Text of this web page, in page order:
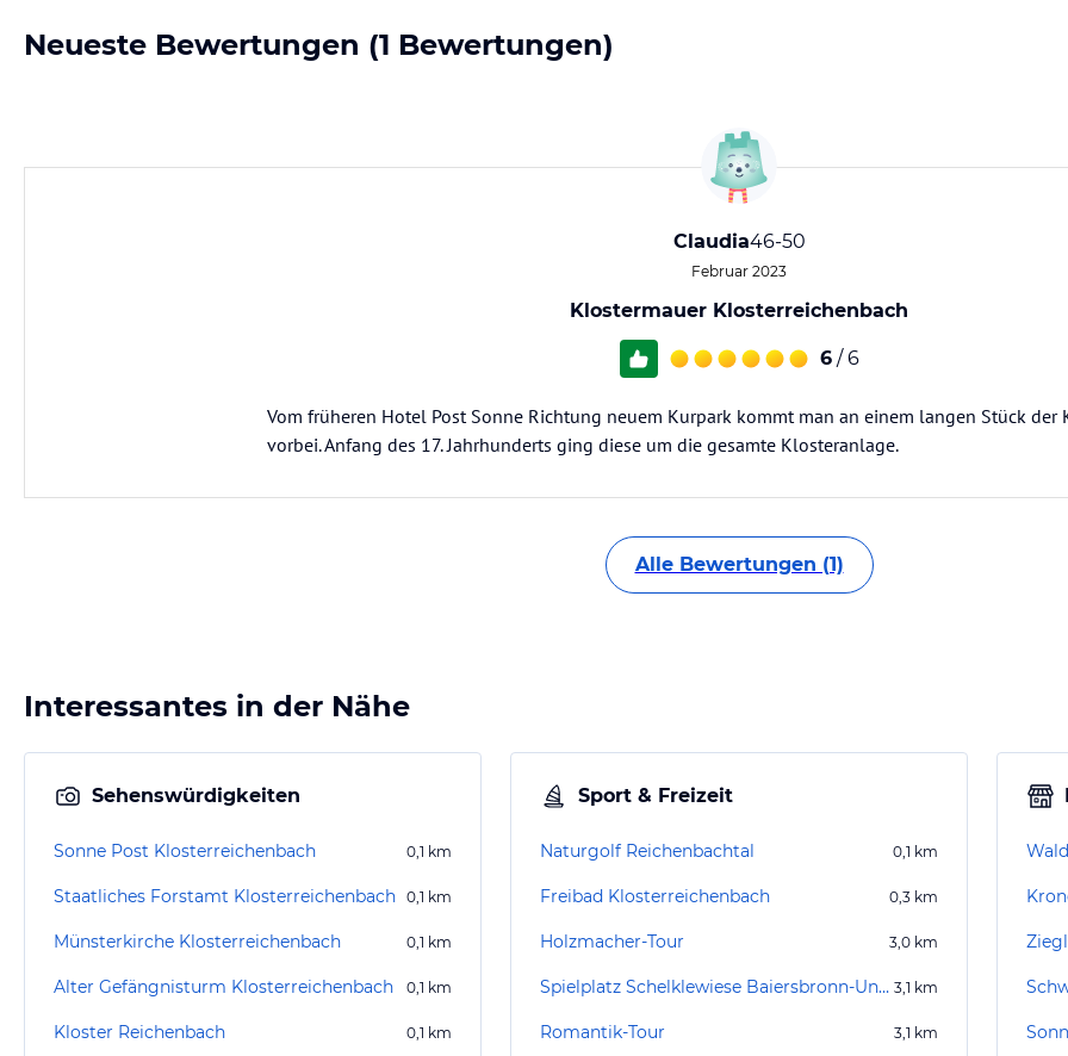
Neueste Bewertungen (1 Bewertungen)
Claudia46-50
Februar 2023
Klostermauer Klosterreichenbach
6 / 6
Vom früheren Hotel Post Sonne Richtung neuem Kurpark kommt man an einem langen Stück der
vorbei. Anfang des 17. Jahrhunderts ging diese um die gesamte Klosteranlage.
Alle Bewertungen (1)
Interessantes in der Nähe
Sehenswürdigkeiten
Sonne Post Klosterreichenbach 0,1 km
Staatliches Forstamt Klosterreichenbach 0,1 km
Münsterkirche Klosterreichenbach 0,1 km
Alter Gefängnisturm Klosterreichenbach 0,1 km
Kloster Reichenbach 0,1 km
Sport & Freizeit
Naturgolf Reichenbachtal 0,1 km
Freibad Klosterreichenbach 0,3 km
Holzmacher-Tour 3,0 km
Spielplatz Schelklewiese Baiersbronn-Unterdorf 3,1 km
Romantik-Tour 3,1 km